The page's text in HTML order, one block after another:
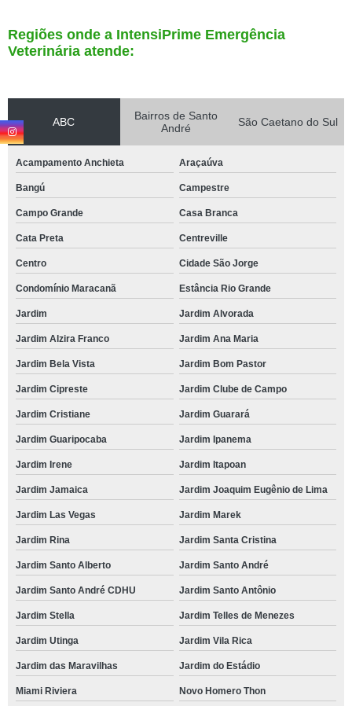
Regiões onde a IntensiPrime Emergência
Veterinária atende:
ABC
Bairros de Santo
André
São Caetano do Sul
Acampamento Anchieta Araçaúva
Bangú Campestre
Campo Grande Casa Branca
Cata Preta Centreville
Centro Cidade São Jorge
Condomínio Maracanã Estância Rio Grande
Jardim Jardim Alvorada
Jardim Alzira Franco Jardim Ana Maria
Jardim Bela Vista Jardim Bom Pastor
Jardim Cipreste Jardim Clube de Campo
Jardim Cristiane Jardim Guarará
Jardim Guaripocaba Jardim Ipanema
Jardim Irene Jardim Itapoan
Jardim Jamaica Jardim Joaquim Eugênio de Lima
Jardim Las Vegas Jardim Marek
Jardim Rina Jardim Santa Cristina
Jardim Santo Alberto Jardim Santo André
Jardim Santo André CDHU Jardim Santo Antônio
Jardim Stella Jardim Telles de Menezes
Jardim Utinga Jardim Vila Rica
Jardim das Maravilhas Jardim do Estádio
Miami Riviera Novo Homero Thon